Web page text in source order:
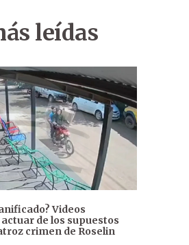
leídas
Videos
de los supuestos
crimen de Roselin